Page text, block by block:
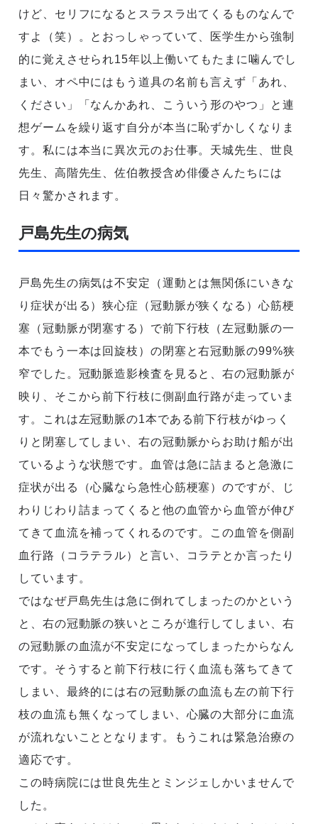
けど、セリフになるとスラスラ出てくるものなんで
すよ（笑）。とおっしゃっていて、医学生から強制
的に覚えさせられ15年以上働いてもたまに噛んでし
まい、オペ中にはもう道具の名前も言えず「あれ、
ください」「なんかあれ、こういう形のやつ」と連
想ゲームを繰り返す自分が本当に恥ずかしくなりま
す。私には本当に異次元のお仕事。天城先生、世良
先生、高階先生、佐伯教授含め俳優さんたちには
日々驚かされます。
戸島先生の病気
戸島先生の病気は不安定（運動とは無関係にいきな
り症状が出る）狭心症（冠動脈が狭くなる）心筋梗
塞（冠動脈が閉塞する）で前下行枝（左冠動脈の一
本でもう一本は回旋枝）の閉塞と右冠動脈の99%狭
窄でした。冠動脈造影検査を見ると、右の冠動脈が
映り、そこから前下行枝に側副血行路が走っていま
す。これは左冠動脈の1本である前下行枝がゆっく
りと閉塞してしまい、右の冠動脈からお助け船が出
ているような状態です。血管は急に詰まると急激に
症状が出る（心臓なら急性心筋梗塞）のですが、じ
わりじわり詰まってくると他の血管から血管が伸び
てきて血流を補ってくれるのです。この血管を側副
血行路（コラテラル）と言い、コラテとか言ったり
しています。
ではなぜ戸島先生は急に倒れてしまったのかという
と、右の冠動脈の狭いところが進行してしまい、右
の冠動脈の血流が不安定になってしまったからなん
です。そうすると前下行枝に行く血流も落ちてきて
しまい、最終的には右の冠動脈の血流も左の前下行
枝の血流も無くなってしまい、心臓の大部分に血流
が流れないこととなります。もうこれは緊急治療の
適応です。
この時病院には世良先生とミンジェしかいませんで
した。